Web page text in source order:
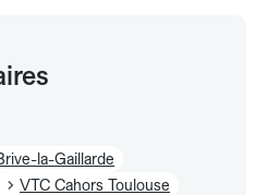
la-Gaillarde
VTC Cahors Toulouse